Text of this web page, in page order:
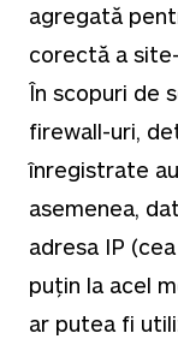
agregată
corectă a
În scopuri de
firewall-uri,
înregistrate
asemenea,
adresa IP
puțin la acel
ar putea fi